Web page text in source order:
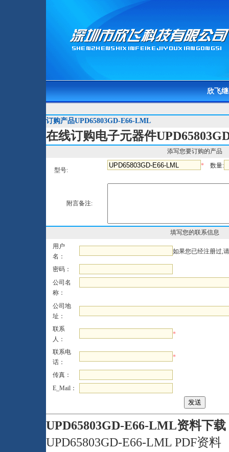
欣飞
订购产品UPD65803GD-E66-LML
在线订购电子元器件
添写您要订购的产品
型号:
* 数量:
附言备注:
填写您的联系信息
用户
名：
如果您已经注册过,
密码：
公司名
称：
公司地
址：
联系
人：
*
联系电
话：
*
传真：
E_Mail：
UPD65803GD-E66-LML资料下载
UPD65803GD-E66-LML PDF资料